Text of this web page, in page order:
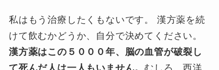
私はもう治療したくもないです。 漢方薬を続
けて飲むかどうか、自分で決めてください。
漢方薬はこの５０００年、脳の血管が破裂し